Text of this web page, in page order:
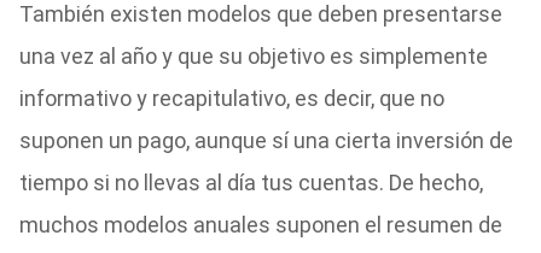
También existen modelos que deben presentarse
una vez al año y que su objetivo es simplemente
informativo y recapitulativo, es decir, que no
suponen un pago, aunque sí una cierta inversión de
tiempo si no llevas al día tus cuentas. De hecho,
muchos modelos anuales suponen el resumen de